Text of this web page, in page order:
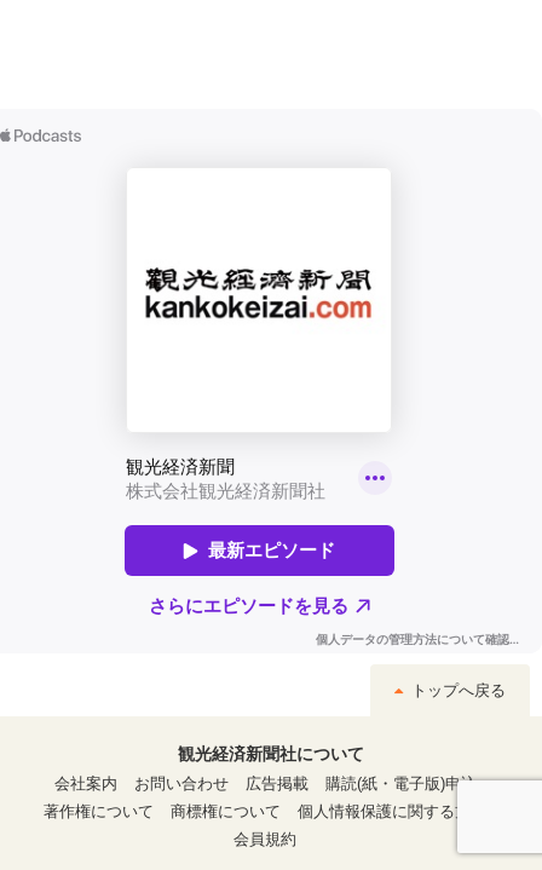
トップへ戻る
観光経済新聞社について
会社案内
お問い合わせ 広告掲載
購読(紙・電子版)申込
著作権について
商標権について
個人情報保護に関する方針
会員規約